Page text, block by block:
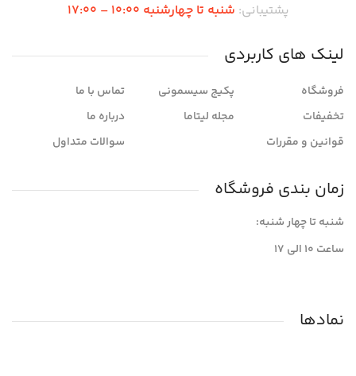
پشتیبانی: شنبه تا چهارشنبه 10:00 – 17:00
لینک های کاربردی
فروشگاه
تخفیفات
قوانین و مقررات
پکیج سیسمونی
مجله لیتاما
تماس با ما
درباره ما
سوالات متداول
زمان بندی فروشگاه
شنبه تا چهار شنبه:
ساعت ۱۰ الی ۱۷
نمادها